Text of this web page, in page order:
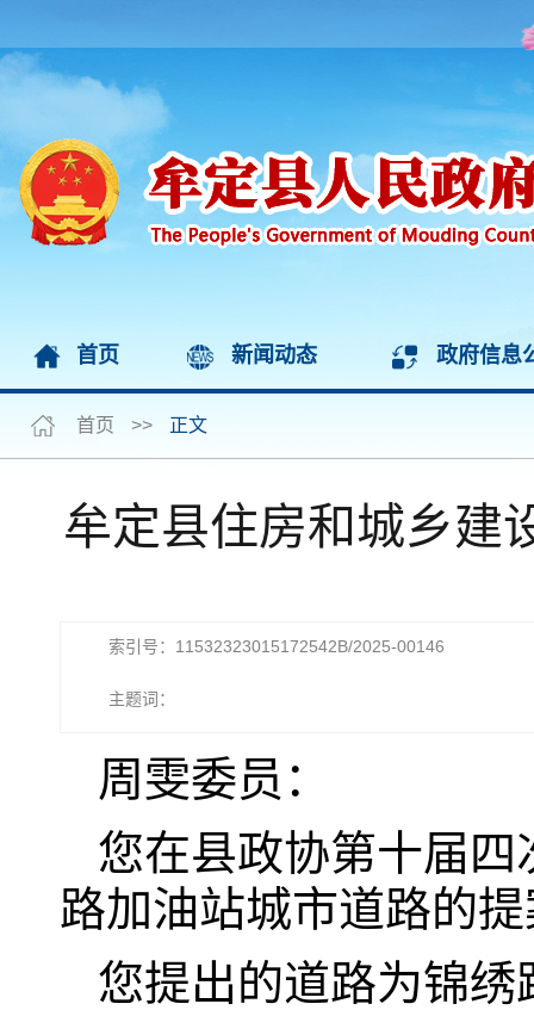
首页 新闻动态 政府信息
首页 >> 正文
牟定县住房和城乡建
索引号：11532323015172542B/2025-00146
主题词：
周雯委员：
您在县政协第十届
路加油站城市道路的
您提出的道路为锦